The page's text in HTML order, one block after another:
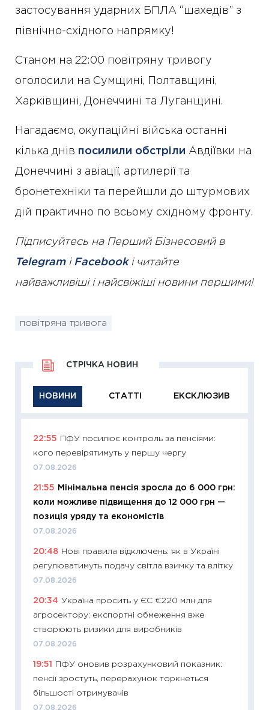
застосування ударних БПЛА “шахедів” з
північно-східного напрямку!
Станом на 22:00 повітряну тривогу
оголосили на Сумщині, Полтавщині,
Харківщині, Донеччині та Луганщині.
Нагадаємо, окупаційні війська останні
кілька днів посилили обстріли Авдіївки на
Донеччині з авіації, артилерії та
бронетехніки та перейшли до штурмових
дій практично по всьому східному фронту.
Підписуйтесь на Перший Бізнесовий в
Telegramі Facebookі читайте
найважливіші і найсвіжіші новини першими!
повітряна тривога
НОВИНИ СТАТТІ ЕКСКЛЮЗИВ
СТРІЧКА НОВИН
22:55
ПФУ посилює контроль за пенсіями:
кого перевірятимуть у першу чергу
07.08.2026
21:55
Мінімальна пенсія зросла до 6 000 грн:
коли можливе підвищення до 12 000 грн —
позиція уряду та економістів
07.08.2026
20:48 Нові правила відключень: як в Україні
регулюватимуть подачу світла взимку та влітку
07.08.2026
20:34 Україна просить у ЄС €220 млн для
агросектору: експортні обмеження вже
створюють ризики для виробників
07.08.2026
19:51
ПФУ оновив розрахунковий показник:
пенсії зростуть, перерахунок торкнеться
більшості отримувачів
07.08.2026